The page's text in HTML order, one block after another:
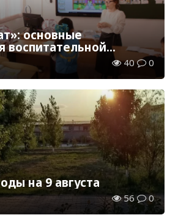
основные
воспитательной
учебном году
40 0
на 9 августа
56 0